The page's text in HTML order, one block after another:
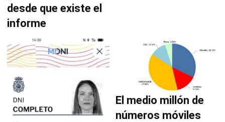
desde que existe el
informe
El medio millón de
números móviles